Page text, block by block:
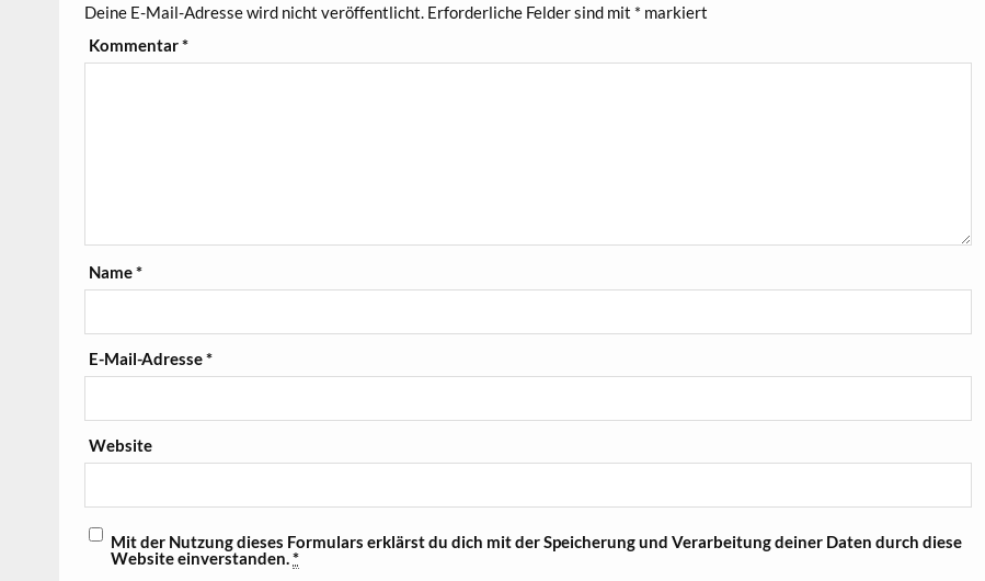
Deine E-Mail-Adresse wird nicht veröffentlicht. Erforderliche Felder sind mit * markiert
Kommentar*
Name*
E-Mail-Adresse*
Website
Mit der Nutzung dieses Formulars erklärst du dich mit der Speicherung und Verarbeitung deiner Daten durch diese
Website einverstanden.*